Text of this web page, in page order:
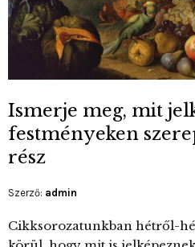
Ismerje meg, mit
festményeken
rész
Szerző: admin
Cikksorozatunkban hétről-